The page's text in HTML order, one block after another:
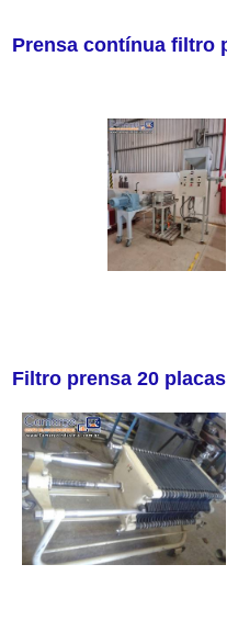
Prensa contínua filtro
Filtro prensa 20